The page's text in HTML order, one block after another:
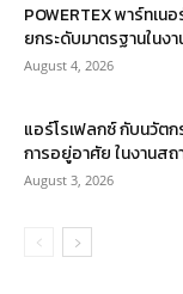
POWERTEX พาร์ทเ
ยกระดับมาตรฐานในง
August 4, 2026
แอร์โรเฟลกซ์ กับนวัต
การอยู่อาศัย ในงานสถ
August 3, 2026